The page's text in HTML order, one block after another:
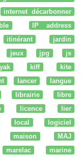
internet décarbonner
IP address
itinérant
jardin
jeux jpg
js
kiff
kite
lancer
langue
librairie
libre
licence
lier
local
logiciel
maison
MAJ
marelac
marine